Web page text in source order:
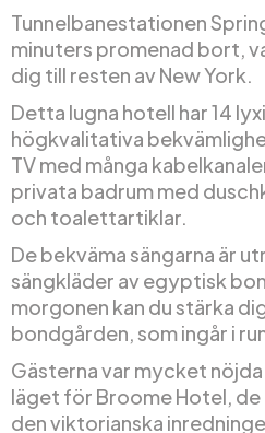
Tunnelbanestationen
minuters promenad bort,
dig till resten av New York.
Detta lugna hotell har 14
högkvalitativa
TV med många
privata badrum med
och toalettartiklar.
De bekväma sängarna är
sängkläder av egyptisk
morgonen kan du stärka
bondgården, som ingår i
Gästerna var mycket
läget för Broome Hotel, de
den viktorianska